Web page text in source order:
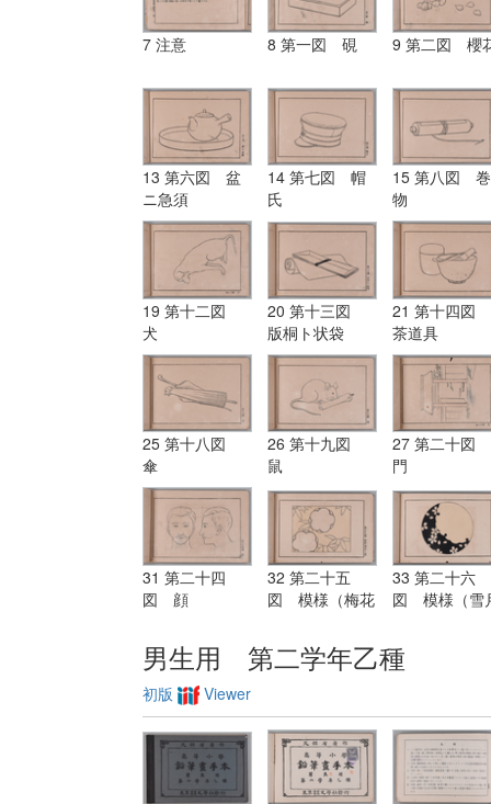
7 注意 8 第一図 硯 9 第二図 櫻
13 第六図 盆
ニ急須
14 第七図 帽
氏
15 第八図 巻
物
19 第十二図
犬
20 第十三図
版桐ト状袋
21 第十四図
茶道具
25 第十八図
傘
26 第十九図
鼠
27 第二十図
門
31 第二十四
図 顔
32 第二十五
図 模様（梅花
33 第二十六
図 模様（雪
男生用 第二学年乙種
初版 Viewer